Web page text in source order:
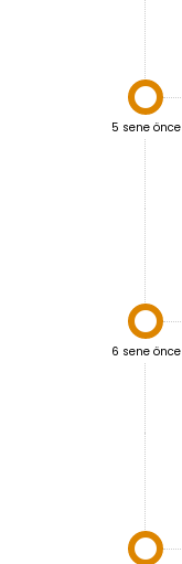

5 sene önce

6 sene önce
